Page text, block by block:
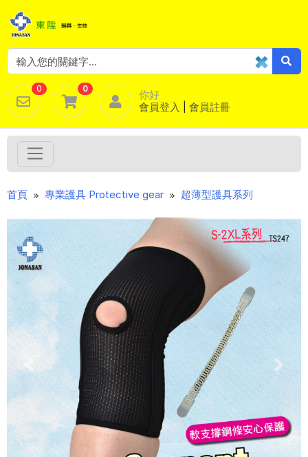
0 0
你好
會員登入
會員註冊
首頁 專業護具 Protective gear 超薄型護具系列
Previous Next